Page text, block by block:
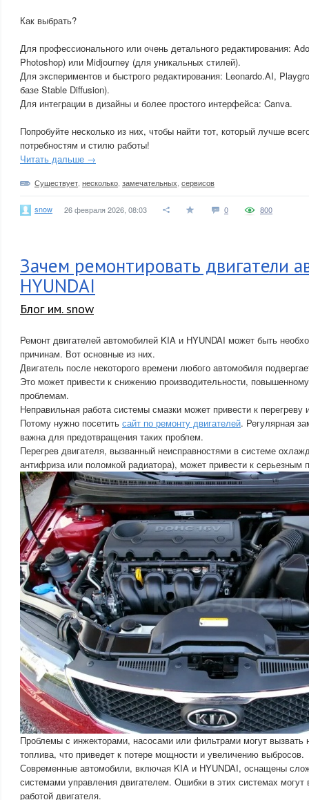
Как выбрать?
Для профессионального или очень детального редактирования:
Photoshop) или Midjourney (для уникальных стилей).
Для экспериментов и быстрого редактирования: Leonardo.AI,
базе Stable Diffusion).
Для интеграции в дизайны и более простого интерфейса: Canva.
Попробуйте несколько из них, чтобы найти тот, который лучше
потребностям и стилю работы!
Читать дальше →
Существует несколько замечательных сервисов
snow 26 февраля 2026, 08:03 0 800
Зачем ремонтировать двигатели
HYUNDAI
Блог им. snow
Ремонт двигателей автомобилей KIA и HYUNDAI может быть
причинам. Вот основные из них.
Двигатель после некоторого времени любого автомобиля
Это может привести к снижению производительности,
проблемам.
Неправильная работа системы смазки может привести к
Потому нужно посетить сайт по ремонту двигателей. Регулярная
важна для предотвращения таких проблем.
Перегрев двигателя, вызванный неисправностями в системе
антифриза или поломкой радиатора), может привести к серьезным
Проблемы с инжекторами, насосами или фильтрами могут вызвать
топлива, что приведет к потере мощности и увеличению выбросов.
Современные автомобили, включая KIA и HYUNDAI, оснащены
системами управления двигателем. Ошибки в этих системах
работой двигателя.